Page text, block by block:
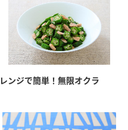
レンジで簡単！無限オクラ